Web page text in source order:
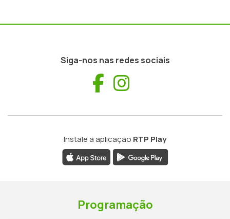
Siga-nos nas redes sociais
Facebook
Instale a aplicação RTP Play
Programação